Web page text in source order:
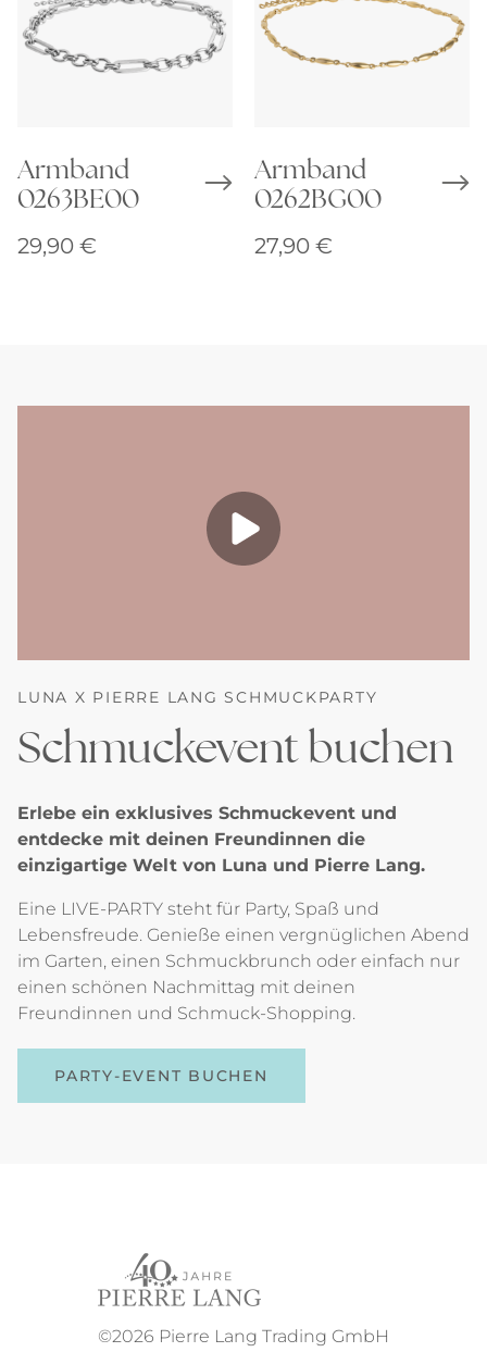
Armband
0263BE00
29,90 €
Armband
0262BG00
27,90 €
LUNA X PIERRE LANG SCHMUCKPARTY
Schmuckevent buchen
Erlebe ein exklusives Schmuckevent und
entdecke mit deinen Freundinnen die
einzigartige Welt von Luna und Pierre Lang.
Eine LIVE-PARTY steht für Party, Spaß und
Lebensfreude. Genieße einen vergnüglichen Abend
im Garten, einen Schmuckbrunch oder einfach nur
einen schönen Nachmittag mit deinen
Freundinnen und Schmuck-Shopping.
PARTY-EVENT BUCHEN
©2026 Pierre Lang Trading GmbH